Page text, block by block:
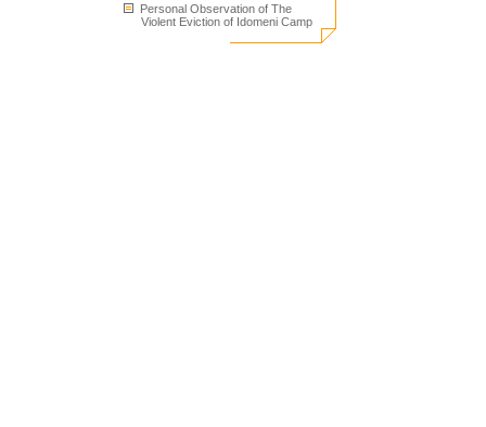
Personal Observation of The
Violent Eviction of Idomeni Camp